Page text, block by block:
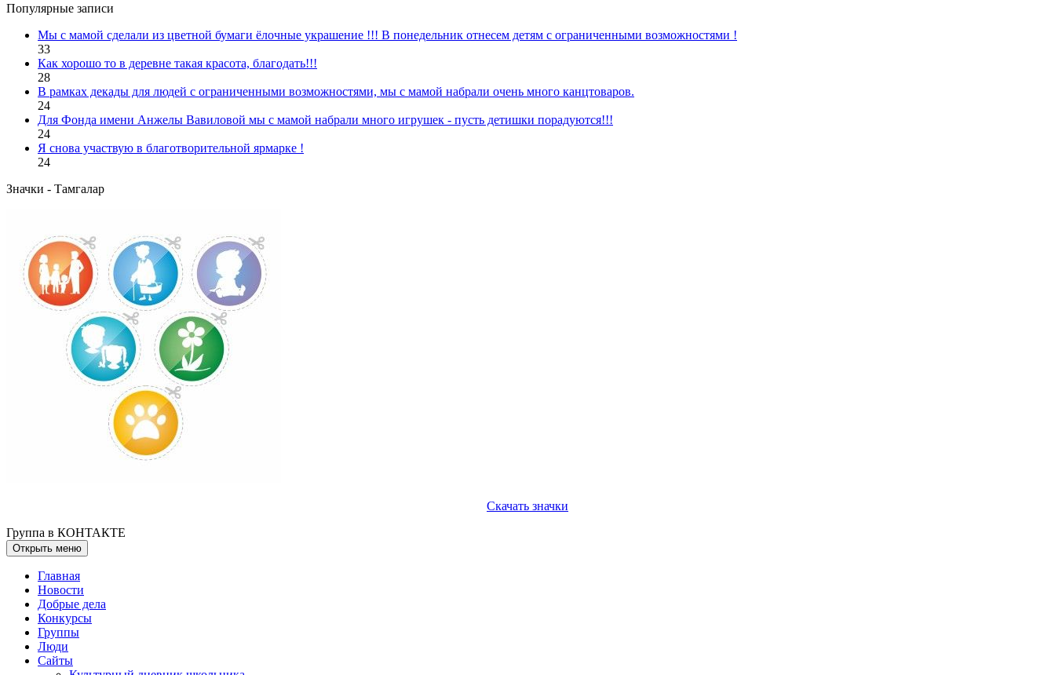
Популярные записи
Мы с мамой сделали из цветной бумаги ёлочные украшение !!! В понедельник отнесем детям с ограниченными возможностями !
33
Как хорошо то в деревне такая красота, благодать!!!
28
В рамках декады для людей с ограниченными возможностями, мы с мамой набрали очень много канцтоваров.
24
Для Фонда имени Анжелы Вавиловой мы с мамой набрали много игрушек - пусть детишки порадуются!!!
24
Я снова участвую в благотворительной ярмарке !
24
Значки - Тамгалар
Скачать значки
Группа в КОНТАКТЕ
Открыть меню
Главная
Новости
Добрые дела
Конкурсы
Группы
Люди
Сайты